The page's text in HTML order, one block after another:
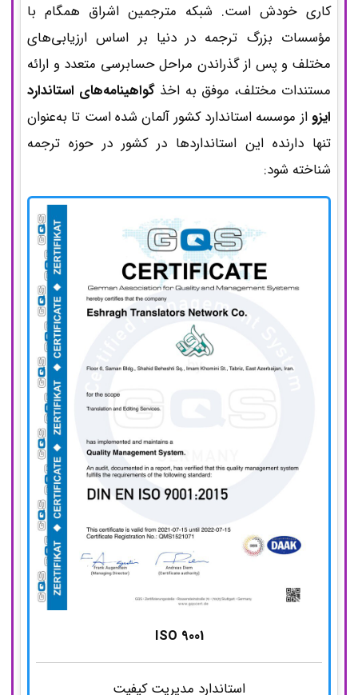
Flies of the subfamily Asilinae Latreille, 1802
(Diptera: Asilidae) in East Azerbaijan province,
with three new records for Iranian Fauna
Ameliorative effect of selenium
nanoparticles on the structure and function of
Aflatoxin B1-exposed male mice
Study of the robber flies (Diptera: Asilidae)
in East and West Azerbaijan provinces of Iran,
with two new species records for the country
Low cycle fatigue analyses of open-celled
aluminum foam under compression–
compression loading using experimental and
microstructure finite element analysis
A proposal for polarization splitter based
on 3-core hybrid plasmonic waveguide
in vivo Evaluation of the Repellency Effects
of Nanoemulsion of Mentha piperita and
Eucalyptus globulus Essential Oils against
کاری خودش است. شبکه مترجمین اشراق همگام با
مؤسسات بزرگ ترجمه در دنیا بر اساس ارزیابی‌های
مختلف و پس از گذراندن مراحل حسابرسی متعدد و ارائه
مستندات مختلف، موفق به اخذ گواهینامه‌های استاندارد
ایزو از موسسه استاندارد کشور آلمان شده است تا به‌عنوان
تنها دارنده این استانداردها در کشور در حوزه ترجمه
شناخته شود:
ISO 9001
استاندارد مدیریت کیفیت